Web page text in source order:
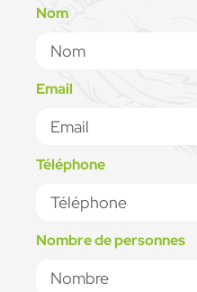
Nom
Email
Téléphone
Nombre de personnes